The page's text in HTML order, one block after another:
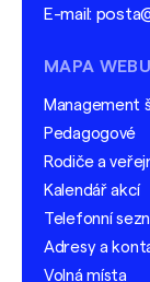
E-mail:
MAPA WEBU
Management
Pedagogové
Rodiče a
Kalendář akcí
Telefonní
Adresy a
Volná místa